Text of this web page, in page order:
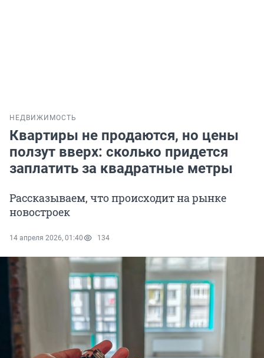
НЕДВИЖИМОСТЬ
Квартиры не продаются, но цены
ползут вверх: сколько придется
заплатить за квадратные метры
Рассказываем, что происходит на рынке
новостроек
14 апреля 2026, 01:40 134